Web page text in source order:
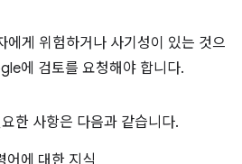
에게 위험하거나 사기성이 있는 것으
에 검토를 요청해야 합니다.
한 사항은 다음과 같습니다.
어에 대한 지식